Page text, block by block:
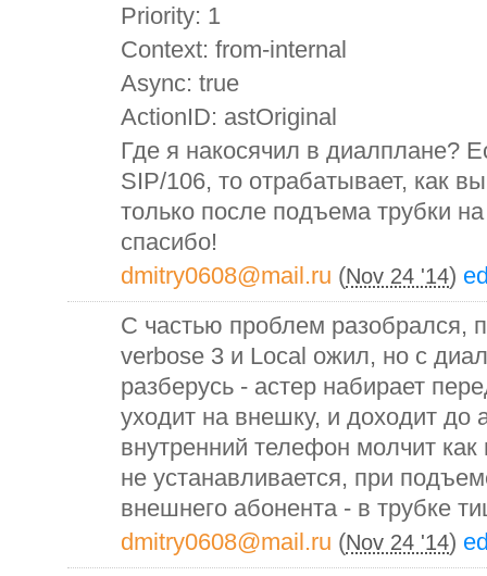
Priority: 1
Context: from-internal
Async: true
ActionID: astOriginal
Где я накосячил в диалплане?
SIP/106, то отрабатывает, как
только после подъема трубки
спасибо!
dmitry0608@mail.ru (Nov 24 '14)
С частью проблем разобрался,
verbose 3 и Local ожил, но с
разберусь - астер набирает
уходит на внешку, и доходит до
внутренний телефон молчит
не устанавливается, при
внешнего абонента - в трубке
dmitry0608@mail.ru (Nov 24 '14)